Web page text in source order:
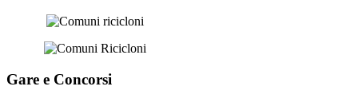
Gare e Concorsi